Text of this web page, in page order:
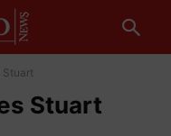
Stuart